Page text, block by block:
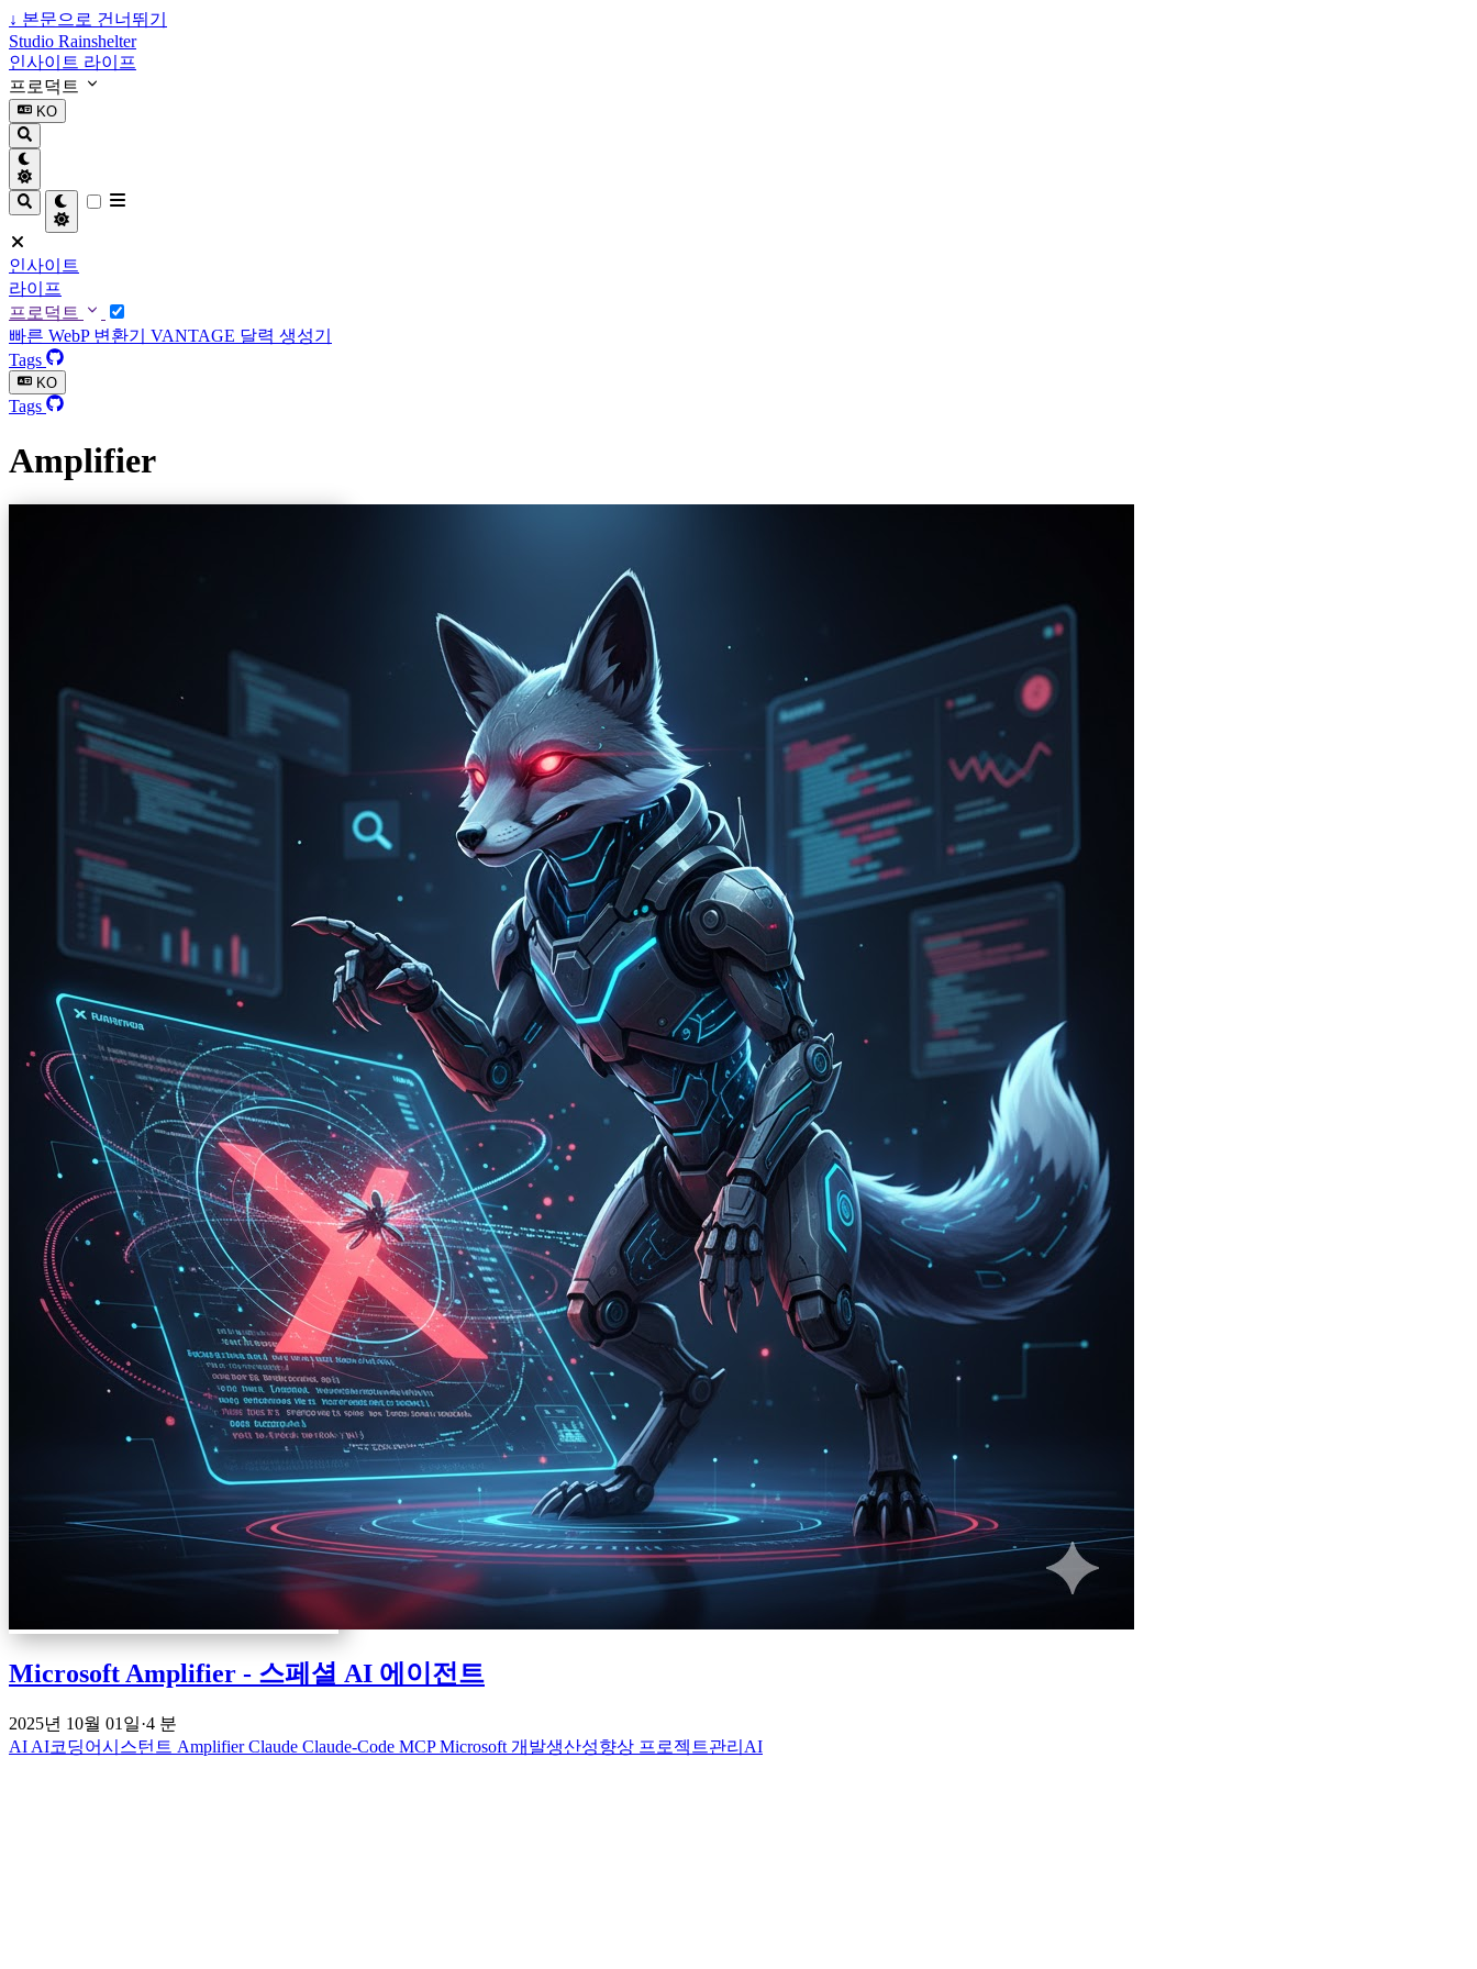
↓ 본문으로 건너뛰기
Studio Rainshelter
인사이트 라이프
프로덕트
KO
인사이트
라이프
프로덕트
빠른 WebP 변환기 VANTAGE 달력 생성기
Tags
KO
Tags
Amplifier
Microsoft Amplifier - 스페셜 AI 에이전트
2025년 10월 01일·4 분
AI AI코딩어시스턴트 AmplifierClaude Claude-Code MCPMicrosoft 개발생산성향상 프로젝트관리AI